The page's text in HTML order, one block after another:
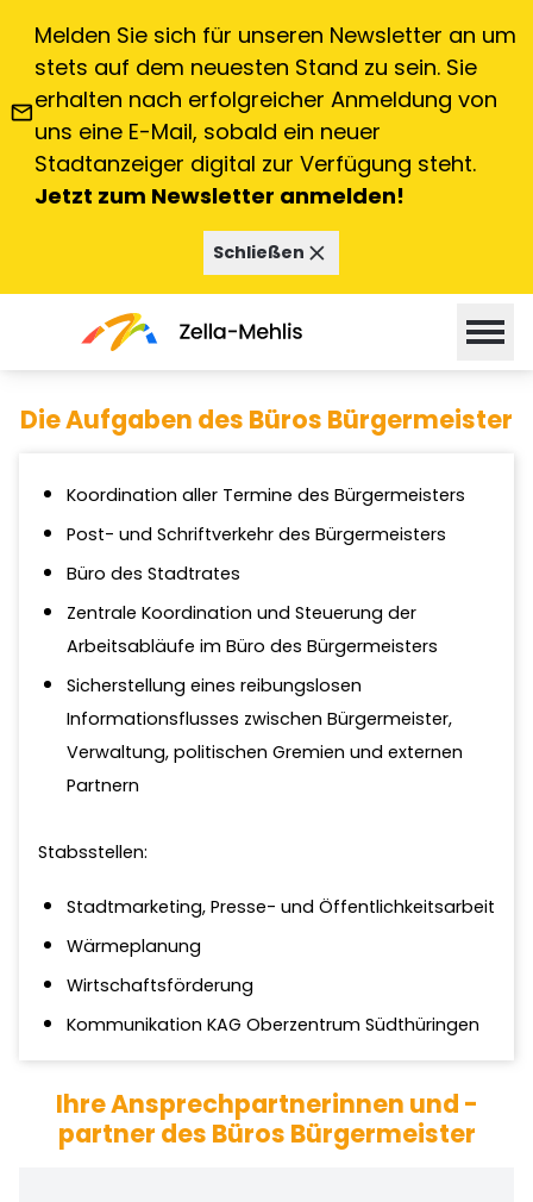
email
Melden Sie sich für unseren Newsletter an um
stets auf dem neuesten Stand zu sein. Sie
erhalten nach erfolgreicher Anmeldung von
uns eine E-Mail, sobald ein neuer
Stadtanzeiger digital zur Verfügung steht.
Jetzt zum Newsletter anmelden!
Schließen close
Büro Bürgermeister und
Stabsstellen
Büro Bürgermeister
Die Aufgaben des Büros Bürgermeister
Koordination aller Termine des Bürgermeisters
Post- und Schriftverkehr des Bürgermeisters
Büro des Stadtrates
Zentrale Koordination und Steuerung der
Arbeitsabläufe im Büro des Bürgermeisters
Sicherstellung eines reibungslosen
Informationsflusses zwischen Bürgermeister,
Verwaltung, politischen Gremien und externen
Partnern
Stabsstellen:
Stadtmarketing, Presse- und Öffentlichkeitsarbeit
Wärmeplanung
Wirtschaftsförderung
Kommunikation KAG Oberzentrum Südthüringen
Ihre Ansprechpartnerinnen und -
partner des Büros Bürgermeister